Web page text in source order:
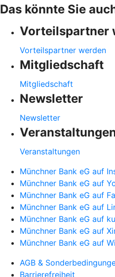
Das könnte Sie
Vorteilspartner
Vorteilspartner werden
Mitgliedschaft
Mitgliedschaft
Newsletter
Newsletter
Veranstaltungen
Münchner Bank eG auf
Münchner Bank eG auf
Münchner Bank eG auf
Münchner Bank eG auf
Münchner Bank eG auf
Münchner Bank eG auf
Münchner Bank eG auf
AGB &
Barrierefreiheit